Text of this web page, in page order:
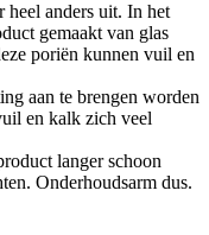
heel anders uit. In het
gemaakt van glas
poriën kunnen vuil en
aan te brengen worden
en kalk zich veel
langer schoon
Onderhoudsarm dus.